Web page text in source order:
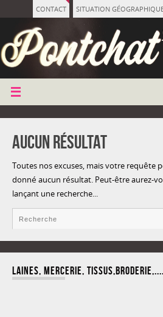
CONTACT SITUATION
Aucun Résultat
Toutes nos excuses, mais votre requête
donné aucun résultat. Peut-être aurez-
lançant une recherche...
LAINES, MERCERIE,